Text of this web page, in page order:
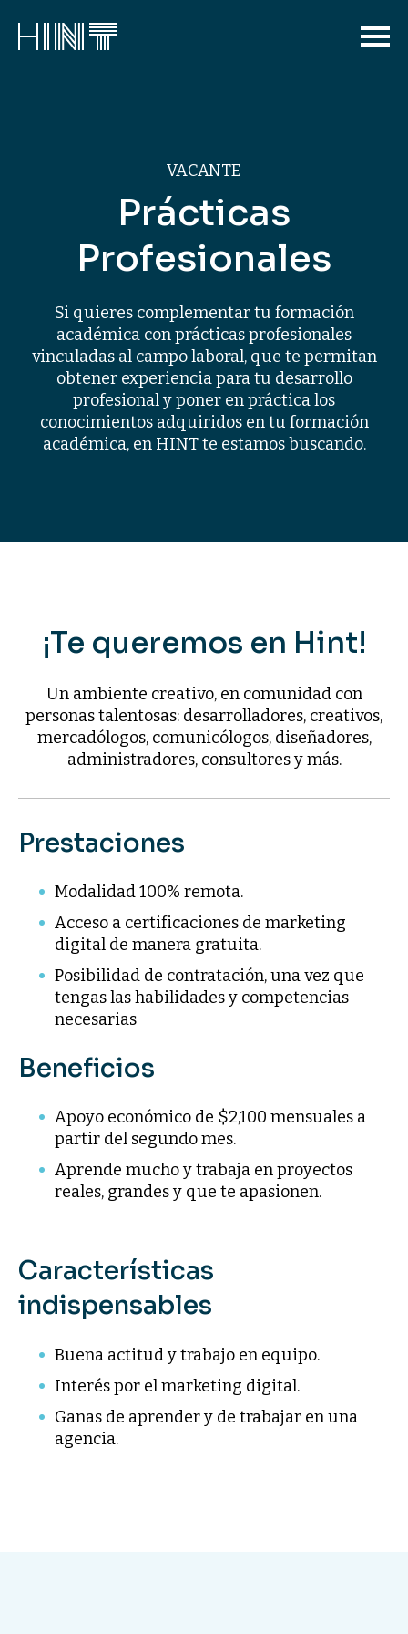
VACANTE
Prácticas
Profesionales
Si quieres complementar tu formación
académica con prácticas profesionales
vinculadas al campo laboral, que te permitan
obtener experiencia para tu desarrollo
profesional y poner en práctica los
conocimientos adquiridos en tu formación
académica, en HINT te estamos buscando.
¡Te queremos en Hint!
Un ambiente creativo, en comunidad con
personas talentosas: desarrolladores, creativos,
mercadólogos, comunicólogos, diseñadores,
administradores, consultores y más.
Prestaciones
Modalidad 100% remota.
Acceso a certificaciones de marketing
digital de manera gratuita.
Posibilidad de contratación, una vez que
tengas las habilidades y competencias
necesarias
Beneficios
Apoyo económico de $2,100 mensuales a
partir del segundo mes.
Aprende mucho y trabaja en proyectos
reales, grandes y que te apasionen.
Características
indispensables
Buena actitud y trabajo en equipo.
Interés por el marketing digital.
Ganas de aprender y de trabajar en una
agencia.